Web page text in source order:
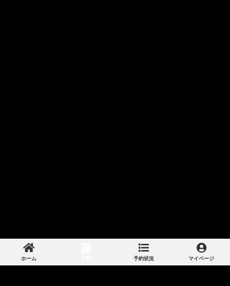
ホーム 予約状況 マイページ